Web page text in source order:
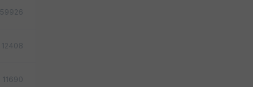
59926
12408
11690